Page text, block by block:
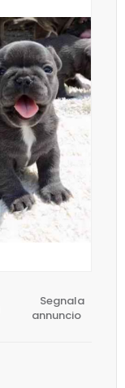
Segnala
annuncio